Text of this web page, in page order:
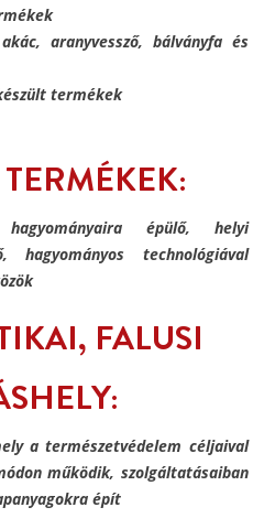
aranyvessző, bálványfa és
termékek
épülő, helyi
hagyományos technológiával
FALUSI
a természetvédelem céljaival
működik, szolgáltatásaiban
épít